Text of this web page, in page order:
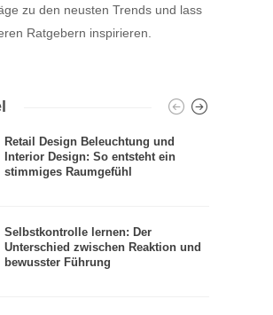
zu den neusten Trends und lass
Ratgebern inspirieren.
Retail Design Beleuchtung und
Interior Design: So entsteht ein
stimmiges Raumgefühl
Selbstkontrolle lernen: Der
Unterschied zwischen Reaktion und
bewusster Führung